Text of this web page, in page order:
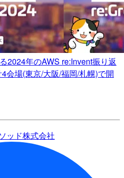
2024年のAWS re:Invent振り返
会場(東京/大阪/福岡/札幌)で開
ッド株式会社